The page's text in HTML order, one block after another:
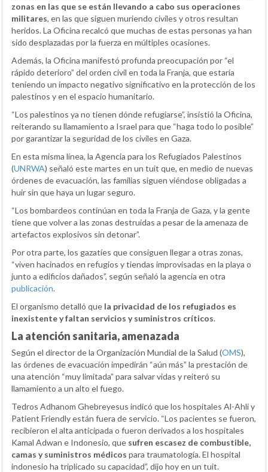
zonas en las que se están llevando a cabo sus operaciones
militares, en las que siguen muriendo civiles y otros resultan
heridos. La Oficina recalcó que muchas de estas personas ya han
sido desplazadas por la fuerza en múltiples ocasiones.
Además, la Oficina manifestó profunda preocupación por “el
rápido deterioro” del orden civil en toda la Franja, que estaría
teniendo un impacto negativo significativo en la protección de los
palestinos y en el espacio humanitario.
“Los palestinos ya no tienen dónde refugiarse”, insistió la Oficina,
reiterando su llamamiento a Israel para que “haga todo lo posible”
por garantizar la seguridad de los civiles en Gaza.
En esta misma línea, la Agencia para los Refugiados Palestinos
(UNRWA) señaló este martes en un tuit que, en medio de nuevas
órdenes de evacuación, las familias siguen viéndose obligadas a
huir sin que haya un lugar seguro.
“Los bombardeos continúan en toda la Franja de Gaza, y la gente
tiene que volver a las zonas destruidas a pesar de la amenaza de
artefactos explosivos sin detonar”.
Por otra parte, los gazatíes que consiguen llegar a otras zonas,
“viven hacinados en refugios y tiendas improvisadas en la playa o
junto a edificios dañados”, según señaló la agencia en otra
publicación.
El organismo detalló que la privacidad de los refugiados es
inexistente y faltan servicios y suministros críticos.
La atención sanitaria, amenazada
Según el director de la Organización Mundial de la Salud (OMS),
las órdenes de evacuación impedirán “aún más” la prestación de
una atención “muy limitada” para salvar vidas y reiteró su
llamamiento a un alto el fuego.
Tedros Adhanom Ghebreyesus indicó que los hospitales Al-Ahli y
Patient Friendly están fuera de servicio. “Los pacientes se fueron,
recibieron el alta anticipada o fueron derivados a los hospitales
Kamal Adwan e Indonesio, que sufren escasez de combustible,
camas y suministros médicos para traumatología. El hospital
indonesio ha triplicado su capacidad”, dijo hoy en un tuit.